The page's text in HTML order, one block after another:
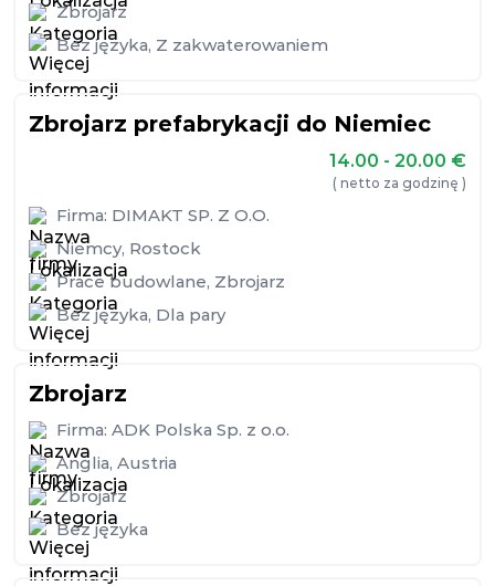
Zbrojarz
Bez języka, Z zakwaterowaniem
Zbrojarz prefabrykacji do Niemiec
14.00 - 20.00 €
( netto za godzinę )
Firma: DIMAKT SP. Z O.O.
Niemcy, Rostock
Prace budowlane, Zbrojarz
Bez języka, Dla pary
Zbrojarz
Firma: ADK Polska Sp. z o.o.
Anglia, Austria
Zbrojarz
Bez języka